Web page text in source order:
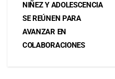
NIÑEZ Y ADOLESCENCIA
SE REÚNEN PARA
AVANZAR EN
COLABORACIONES